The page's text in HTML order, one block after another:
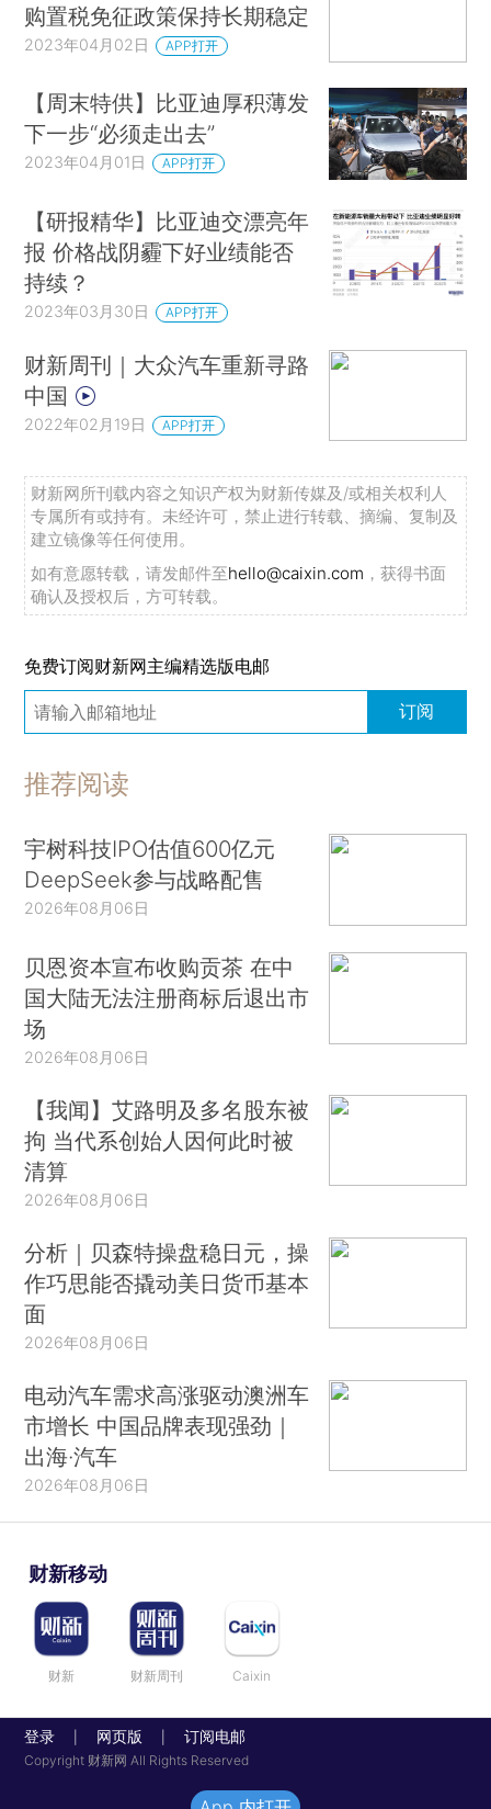
购置税免征政策保持长期稳定
2023年04月02日 APP打开
【周末特供】比亚迪厚积薄发
下一步“必须走出去”
2023年04月01日 APP打开
【研报精华】比亚迪交漂亮年
报 价格战阴霾下好业绩能否
持续？
2023年03月30日 APP打开
财新周刊｜大众汽车重新寻路
中国
2022年02月19日 APP打开
财新网所刊载内容之知识产权为财新传媒及/或相关权利人
专属所有或持有。未经许可，禁止进行转载、摘编、复制及
建立镜像等任何使用。
如有意愿转载，请发邮件至hello@caixin.com ，获得书面
确认及授权后，方可转载。
免费订阅财新网主编精选版电邮
订阅
推荐阅读
宇树科技IPO估值600亿元
DeepSeek参与战略配售
2026年08月06日
贝恩资本宣布收购贡茶 在中
国大陆无法注册商标后退出市
场
2026年08月06日
【我闻】艾路明及多名股东被
拘 当代系创始人因何此时被
清算
2026年08月06日
分析｜贝森特操盘稳日元，操
作巧思能否撬动美日货币基本
面
2026年08月06日
电动汽车需求高涨驱动澳洲车
市增长 中国品牌表现强劲｜
出海·汽车
2026年08月06日
财新移动
财新 财新周刊 Caixin
登录 网页版 订阅电邮
Copyright 财新网 All Rights Reserved